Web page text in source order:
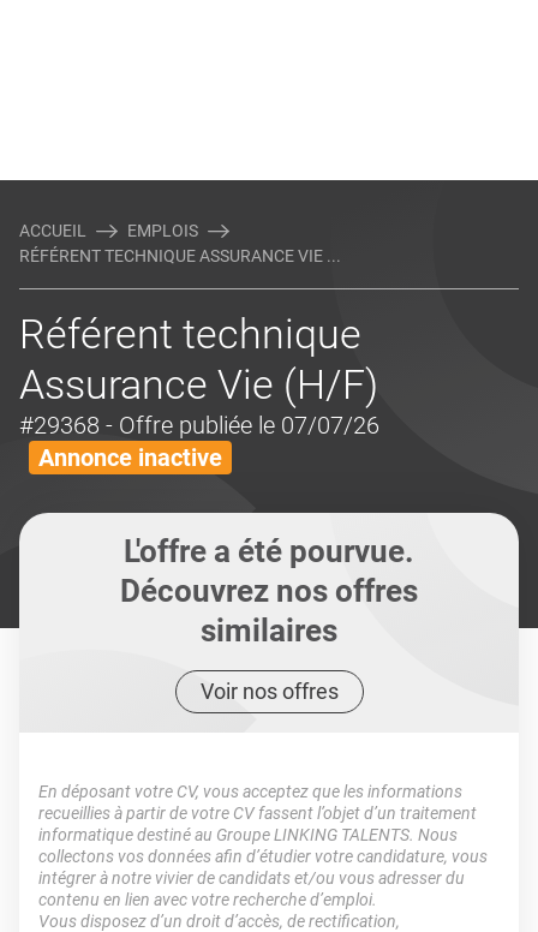
ACCUEIL
EMPLOIS
RÉFÉRENT TECHNIQUE ASSURANCE VIE ...
Référent technique
Assurance Vie (H/F)
#29368 - Offre publiée le 07/07/26
Annonce inactive
L'offre a été pourvue.
Découvrez nos offres
similaires
Voir nos offres
En déposant votre CV, vous acceptez que les informations
recueillies à partir de votre CV fassent l’objet d’un traitement
informatique destiné au Groupe LINKING TALENTS. Nous
collectons vos données afin d’étudier votre candidature, vous
intégrer à notre vivier de candidats et/ou vous adresser du
contenu en lien avec votre recherche d’emploi.
Vous disposez d’un droit d’accès, de rectification,